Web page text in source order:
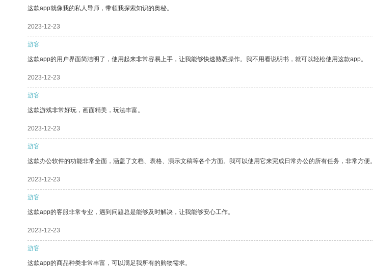
这款app就像我的私人导师，带领我探索知识的奥秘。
2023-12-23
游客
这款app的用户界面简洁明了，使用起来非常容易上手，让我能够快速熟悉操作。我不用看说明书，就可以轻松使用这款app。
2023-12-23
游客
这款游戏非常好玩，画面精美，玩法丰富。
2023-12-23
游客
这款办公软件的功能非常全面，涵盖了文档、表格、演示文稿等各个方面。我可以使用它来完成日常办公的所有任务，非常方便。
2023-12-23
游客
这款app的客服非常专业，遇到问题总是能够及时解决，让我能够安心工作。
2023-12-23
游客
这款app的商品种类非常丰富，可以满足我所有的购物需求。